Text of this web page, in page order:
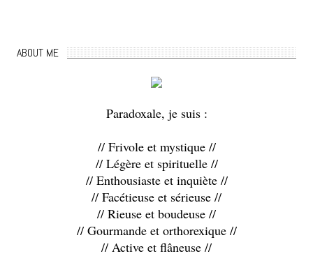
ABOUT ME
Paradoxale, je suis :
// Frivole et mystique //
// Légère et spirituelle //
// Enthousiaste et inquiète //
// Facétieuse et sérieuse //
// Rieuse et boudeuse //
// Gourmande et orthorexique //
// Active et flâneuse //